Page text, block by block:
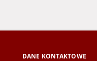
DANE KONTAKTOWE